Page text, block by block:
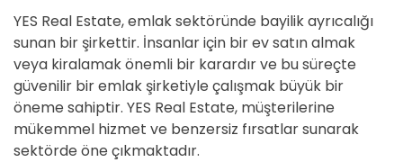
YES Real Estate, emlak sektöründe bayilik ayrıcalığı
sunan bir şirkettir. İnsanlar için bir ev satın almak
veya kiralamak önemli bir karardır ve bu süreçte
güvenilir bir emlak şirketiyle çalışmak büyük bir
öneme sahiptir. YES Real Estate, müşterilerine
mükemmel hizmet ve benzersiz fırsatlar sunarak
sektörde öne çıkmaktadır.